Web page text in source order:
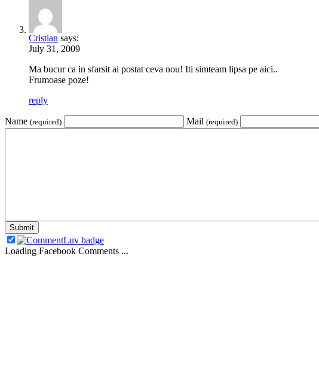
Cristian says:
July 31, 2009
Ma bucur ca in sfarsit ai postat ceva nou! Iti simteam lipsa pe aici..
Frumoase poze!
reply
Name (required) Mail (required)
Loading Facebook Comments ...